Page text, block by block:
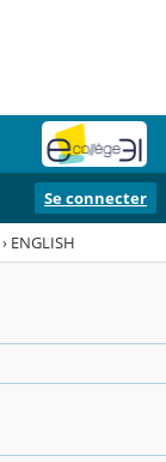
Se connecter
› ENGLISH